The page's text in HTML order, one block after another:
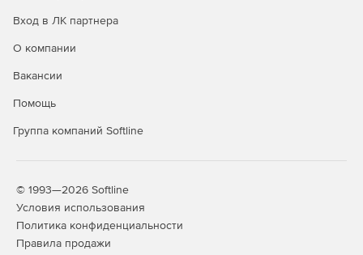
Вход в ЛК партнера
О компании
Вакансии
Помощь
Группа компаний Softline
© 1993—2026 Softline
Условия использования
Политика конфиденциальности
Правила продажи